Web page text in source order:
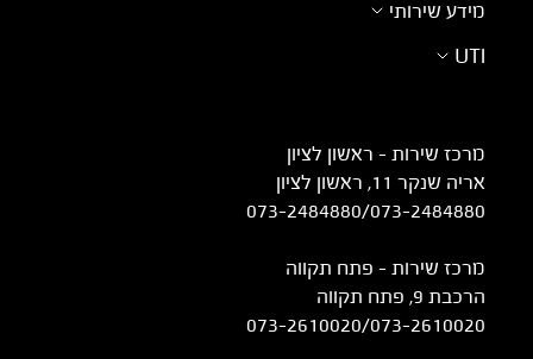
מידע שירותי
UTI
מרכז שירות – ראשון לציון
אריה שנקר 11, ראשון לציון
073-2484880/073-2484880
מרכז שירות – פתח תקווה
הרכבת 9, פתח תקווה
073-2610020/073-2610020